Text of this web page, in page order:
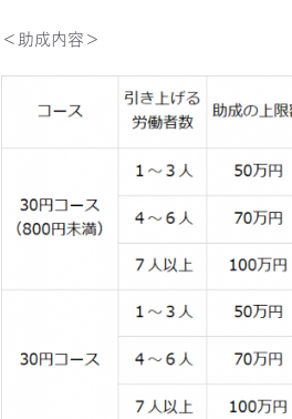
＜助成内容＞